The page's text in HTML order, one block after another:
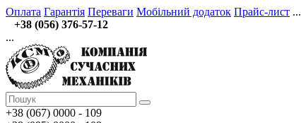
Оплата Гарантія Переваги Мобільний додаток Прайс-лист ...
+38 (056) 376-57-12
...
+38 (067) 0000 - 109